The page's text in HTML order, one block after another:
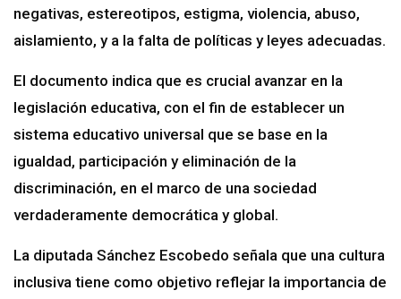
negativas, estereotipos, estigma, violencia, abuso,
aislamiento, y a la falta de políticas y leyes adecuadas.
El documento indica que es crucial avanzar en la
legislación educativa, con el fin de establecer un
sistema educativo universal que se base en la
igualdad, participación y eliminación de la
discriminación, en el marco de una sociedad
verdaderamente democrática y global.
La diputada Sánchez Escobedo señala que una cultura
inclusiva tiene como objetivo reflejar la importancia de